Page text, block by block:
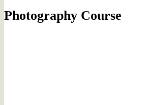
Photography Course